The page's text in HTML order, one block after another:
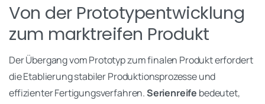
Von der Prototypentwicklung
zum marktreifen Produkt
Der Übergang vom Prototyp zum finalen Produkt erfordert
die Etablierung stabiler Produktionsprozesse und
effizienter Fertigungsverfahren.Serienreife bedeutet,